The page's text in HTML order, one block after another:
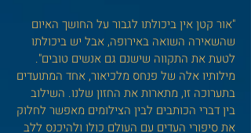
"אור קטן אין ביכולתו לגבור על החושך האיום
שהשאירה השואה באירופה, אבל יש ביכולתו
לטעת את התקווה שישנם גם אנשים טובים".
מילותיו אלה של פנחס מלכיאור, אחד המתועדים
בתערוכה זו, מתארות את החזון שלנו. השילוב
בין דברי הכותבים לבין הצילומים מאפשר לחלוק
את סיפורי העדים עם העולם כולו ולהיכנס ללב